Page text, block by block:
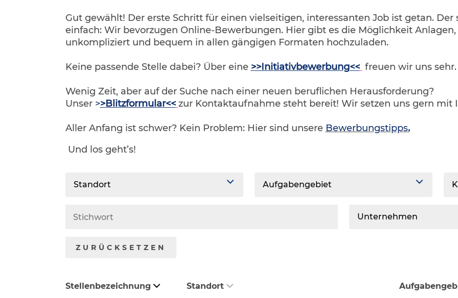
Gut gewählt! Der erste Schritt für einen vielseitigen, interessanten Job ist getan.
einfach: Wir bevorzugen Online-Bewerbungen. Hier gibt es die Möglichkeit
unkompliziert und bequem in allen gängigen Formaten hochzuladen.
Keine passende Stelle dabei? Über eine >>Initiativbewerbung<< freuen wir uns
Wenig Zeit, aber auf der Suche nach einer neuen beruflichen Herausforderung?
Unser >>Blitzformular<< zur Kontaktaufnahme steht bereit! Wir setzen uns gern mit
Aller Anfang ist schwer? Kein Problem: Hier sind unsere Bewerbungstipps.
Und los geht’s!
Standort Aufgabengebiet
Unternehmen
ZURÜCKSETZEN
Stellenbezeichnung Standort